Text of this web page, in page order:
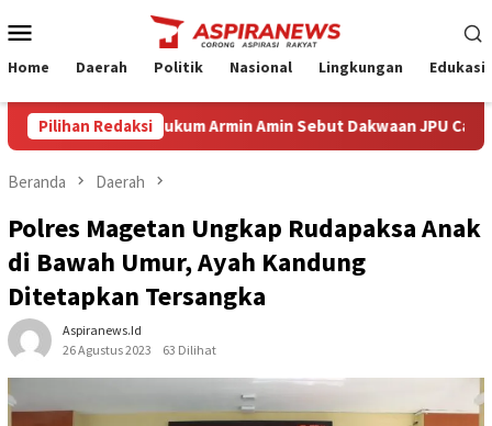
ke
Mobile
Home Daerah Politik Nasional Lingkungan Edukasi
Pilihan Redaksi
Kuasa Hukum Armin Amin Sebut Dakwaan JPU Cacat
Beranda Daerah
Polres Magetan Ungkap Rudapaksa Anak
di Bawah Umur, Ayah Kandung
Ditetapkan Tersangka
Aspiranews.id
26 Agustus 2023
63 Dilihat